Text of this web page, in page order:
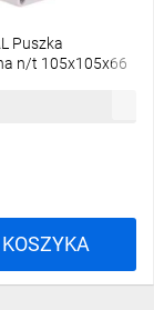
Puszka
n/t 105x105x66